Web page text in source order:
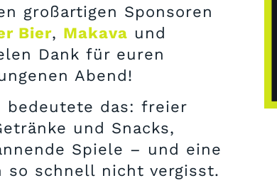
großartigen Sponsoren
Bier, Makava und
Dank für euren
Abend!
bedeutete das: freier
und Snacks,
Spiele – und eine
so schnell nicht vergisst.